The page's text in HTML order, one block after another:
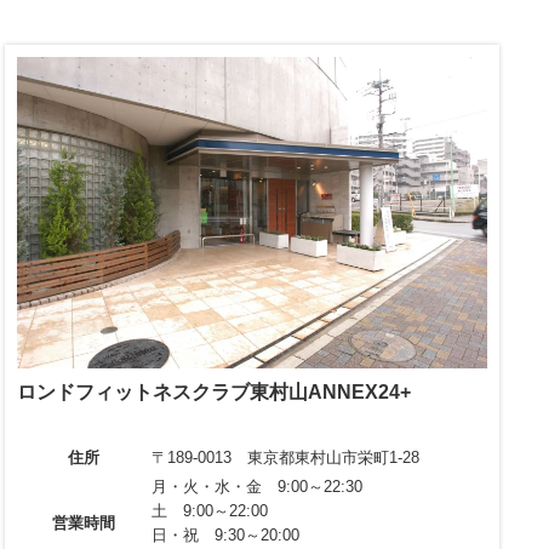
ロンドフィットネスクラブ東村山ANNEX24+
住所 〒189-0013 東京都東村山市栄町1-28
営業時間
月・火・水・金 9:00～22:30
土 9:00～22:00
日・祝 9:30～20:00